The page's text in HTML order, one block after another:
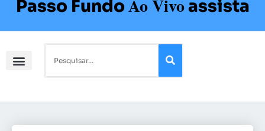
Passo FundoAo Vivoassista